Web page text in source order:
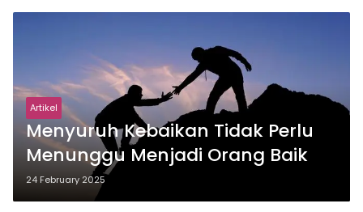
Artikel
Menyuruh Kebaikan Tidak Perlu
Menunggu Menjadi Orang Baik
24 February 2025